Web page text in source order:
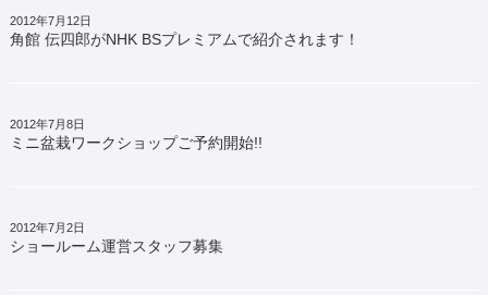
2012年7月12日
角館 伝四郎がNHK BSプレミアムで紹介されます！
2012年7月8日
ミニ盆栽ワークショップご予約開始!!
2012年7月2日
ショールーム運営スタッフ募集